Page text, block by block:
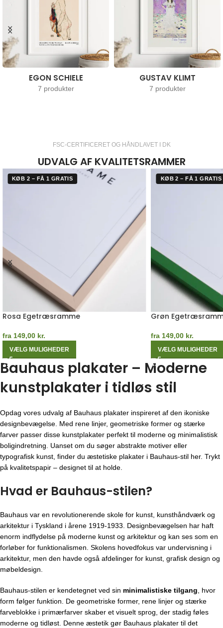
EGON SCHIELE
7 produkter
GUSTAV KLIMT
7 produkter
FSC-CERTIFICERET OG HÅNDLAVET I DK
UDVALG AF KVALITETSRAMMER
KØB 2 – FÅ 1 GRATIS
Rosa Egetræsramme
fra 149,00 kr.
VÆLG MULIGHEDER
KØB 2 – FÅ 1 GRATIS
Grøn
fra 149,00 kr.
VÆLG MULIGHEDER
Bauhaus plakater – Moderne
kunstplakater i tidløs stil
Opdag vores udvalg af Bauhaus plakater inspireret af den ikoniske
designbevægelse. Med rene linjer, geometriske former og stærke
farver passer disse kunstplakater perfekt til moderne og minimalistisk
boligindretning. Uanset om du søger abstrakte motiver eller
typografisk kunst, finder du æstetiske plakater i Bauhaus-stil her. Trykt
på kvalitetspapir – designet til at holde.
Hvad er Bauhaus-stilen?
Bauhaus var en revolutionerende skole for kunst, kunsthåndværk og
arkitektur i Tyskland i årene 1919-1933. Designbevægelsen har haft
enorm indflydelse på moderne kunst og arkitektur og kan ses som en
forløber for funktionalismen. Skolens hovedfokus var undervisning i
arkitektur, men den havde også afdelinger for kunst, grafisk design og
møbeldesign.
Bauhaus-stilen er kendetegnet ved sin minimalistiske tilgang , hvor
form følger funktion. De geometriske former, rene linjer og stærke
farveblokke i primærfarver skaber et visuelt sprog, der stadig føles
moderne og tidløst. Denne æstetik gør Bauhaus plakater til det